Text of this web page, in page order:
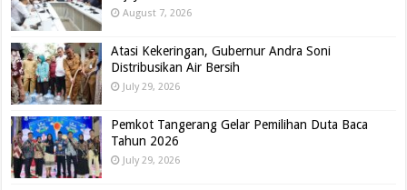
August 7, 2026
Atasi Kekeringan, Gubernur Andra Soni
Distribusikan Air Bersih
July 29, 2026
Pemkot Tangerang Gelar Pemilihan Duta Baca
Tahun 2026
July 29, 2026